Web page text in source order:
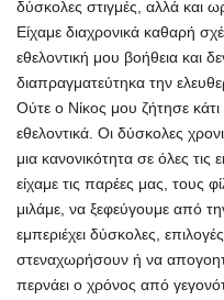
δύσκολες στιγμές, αλλά και
Είχαμε διαχρονικά καθαρή
εθελοντική μου βοήθεια και
διαπραγματεύτηκα την
Ούτε ο Νίκος μου ζήτησε
εθελοντικά. Οι δύσκολες
μια κανονικότητα σε όλες
είχαμε τις παρέες μας, τους
μιλάμε, να ξεφεύγουμε από
εμπεριέχει δύσκολες,
στεναχωρήσουν ή να
περνάει ο χρόνος από